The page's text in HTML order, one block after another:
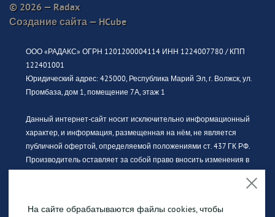
© 2026 — Radax
Создание сайта —HCube
ООО «РАДАКС» ОГРН 1201200004114 ИНН 1224007780 / КПП
122401001
Юридический адрес: 425000, Республика Марий Эл, г. Волжск, ул.
Промбаза, дом 1, помещение 7А, этаж 1
Данный интернет-сайт носит исключительно информационный
характер, и информация, размещенная на нём, не является
публичной офертой, определяемой положениями ст. 437 ГК РФ.
Производитель оставляет за собой право вносить изменения в
уведомления. За актуальной информацией просьба обращаться к
На сайте обрабатываются файлы cookies, чтобы